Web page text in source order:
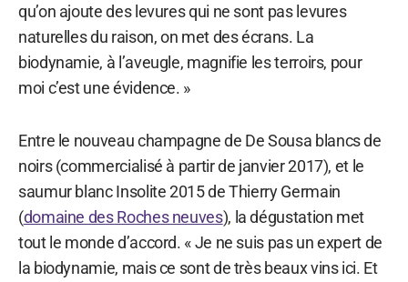
qu’on ajoute des levures qui ne sont pas levures
naturelles du raison, on met des écrans. La
biodynamie, à l’aveugle, magnifie les terroirs, pour
moi c’est une évidence. »
Entre le nouveau champagne de De Sousa blancs de
noirs (commercialisé à partir de janvier 2017), et le
saumur blanc Insolite 2015 de Thierry Germain
(domaine des Roches neuves), la dégustation met
tout le monde d’accord. « Je ne suis pas un expert de
la biodynamie, mais ce sont de très beaux vins ici. Et